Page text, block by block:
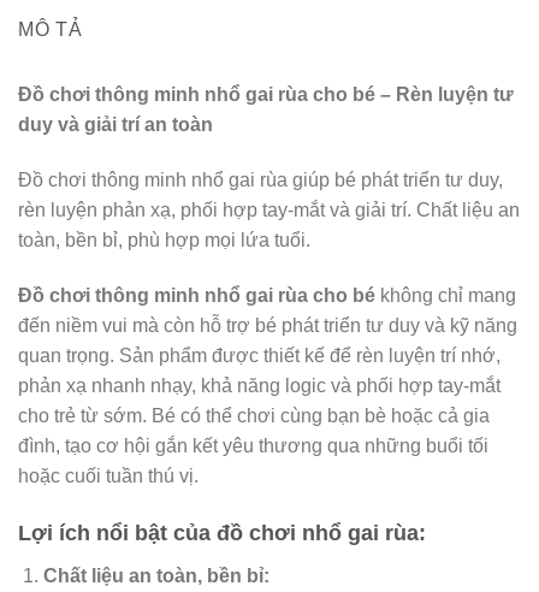
MÔ TẢ
Đồ chơi thông minh nhổ gai rùa cho bé – Rèn luyện tư
duy và giải trí an toàn
Đồ chơi thông minh nhổ gai rùa giúp bé phát triển tư duy,
rèn luyện phản xạ, phối hợp tay-mắt và giải trí. Chất liệu an
toàn, bền bỉ, phù hợp mọi lứa tuổi.
Đồ chơi thông minh nhổ gai rùa cho bé không chỉ mang
đến niềm vui mà còn hỗ trợ bé phát triển tư duy và kỹ năng
quan trọng. Sản phẩm được thiết kế để rèn luyện trí nhớ,
phản xạ nhanh nhạy, khả năng logic và phối hợp tay-mắt
cho trẻ từ sớm. Bé có thể chơi cùng bạn bè hoặc cả gia
đình, tạo cơ hội gắn kết yêu thương qua những buổi tối
hoặc cuối tuần thú vị.
Lợi ích nổi bật của đồ chơi nhổ gai rùa:
Chất liệu an toàn, bền bỉ: